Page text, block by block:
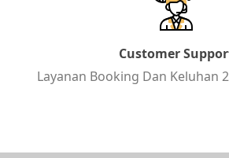
Customer
Layanan Booking Dan Keluhan